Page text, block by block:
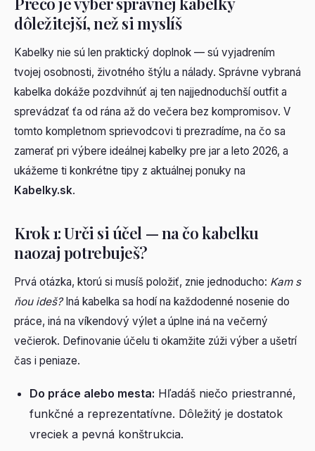
dôležitejší, než si myslíš
Kabelky nie sú len praktický doplnok — sú vyjadrením
tvojej osobnosti, životného štýlu a nálady. Správne vybraná
kabelka dokáže pozdvihnúť aj ten najjednoduchší outfit a
sprevádzať ťa od rána až do večera bez kompromisov. V
tomto kompletnom sprievodcovi ti prezradíme, na čo sa
zamerať pri výbere ideálnej kabelky pre jar a leto 2026, a
ukážeme ti konkrétne tipy z aktuálnej ponuky na
Kabelky.sk.
Krok 1: Urči si účel — na čo kabelku
naozaj potrebuješ?
Prvá otázka, ktorú si musíš položiť, znie jednoducho: Kam s
ňou ideš?Iná kabelka sa hodí na každodenné nosenie do
práce, iná na víkendový výlet a úplne iná na večerný
večierok. Definovanie účelu ti okamžite zúži výber a ušetrí
čas i peniaze.
Do práce alebo mesta: Hľadáš niečo priestranné,
funkčné a reprezentatívne. Dôležitý je dostatok
vreciek a pevná konštrukcia.